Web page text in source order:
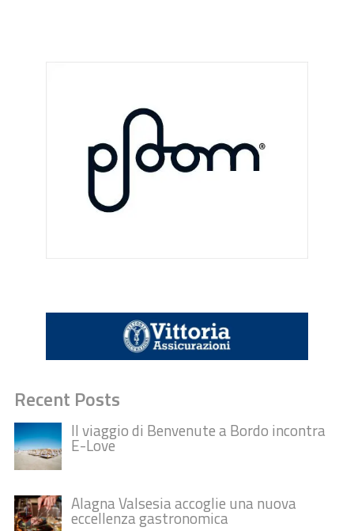
Recent Posts
Il viaggio di Benvenute a Bordo incontra
E-Love
Alagna Valsesia accoglie una nuova
eccellenza gastronomica